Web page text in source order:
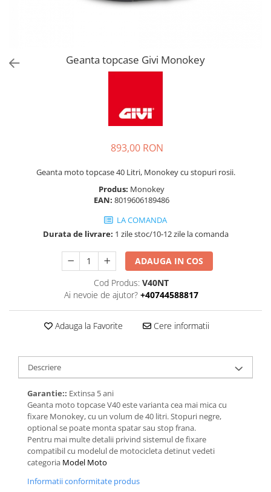
Geanta topcase Givi Monokey
893,00 RON
Geanta moto topcase 40 Litri, Monokey cu stopuri rosii.
Produs: Monokey
EAN: 8019606189486
LA COMANDA
Durata de livrare: 1 zile stoc/10-12 zile la comanda
ADAUGA IN COS
Cod Produs: V40NT
Ai nevoie de ajutor? +40744588817
Adauga la Favorite Cere informatii
Descriere
Garantie:: Extinsa 5 ani
Geanta moto topcase V40 este varianta cea mai mica cu
fixare Monokey, cu un volum de 40 litri. Stopuri negre,
optional se poate monta spatar sau stop frana.
Pentru mai multe detalii privind sistemul de fixare
compatibil cu modelul de motocicleta detinut vedeti
categoria Model Moto
Informatii conformitate produs